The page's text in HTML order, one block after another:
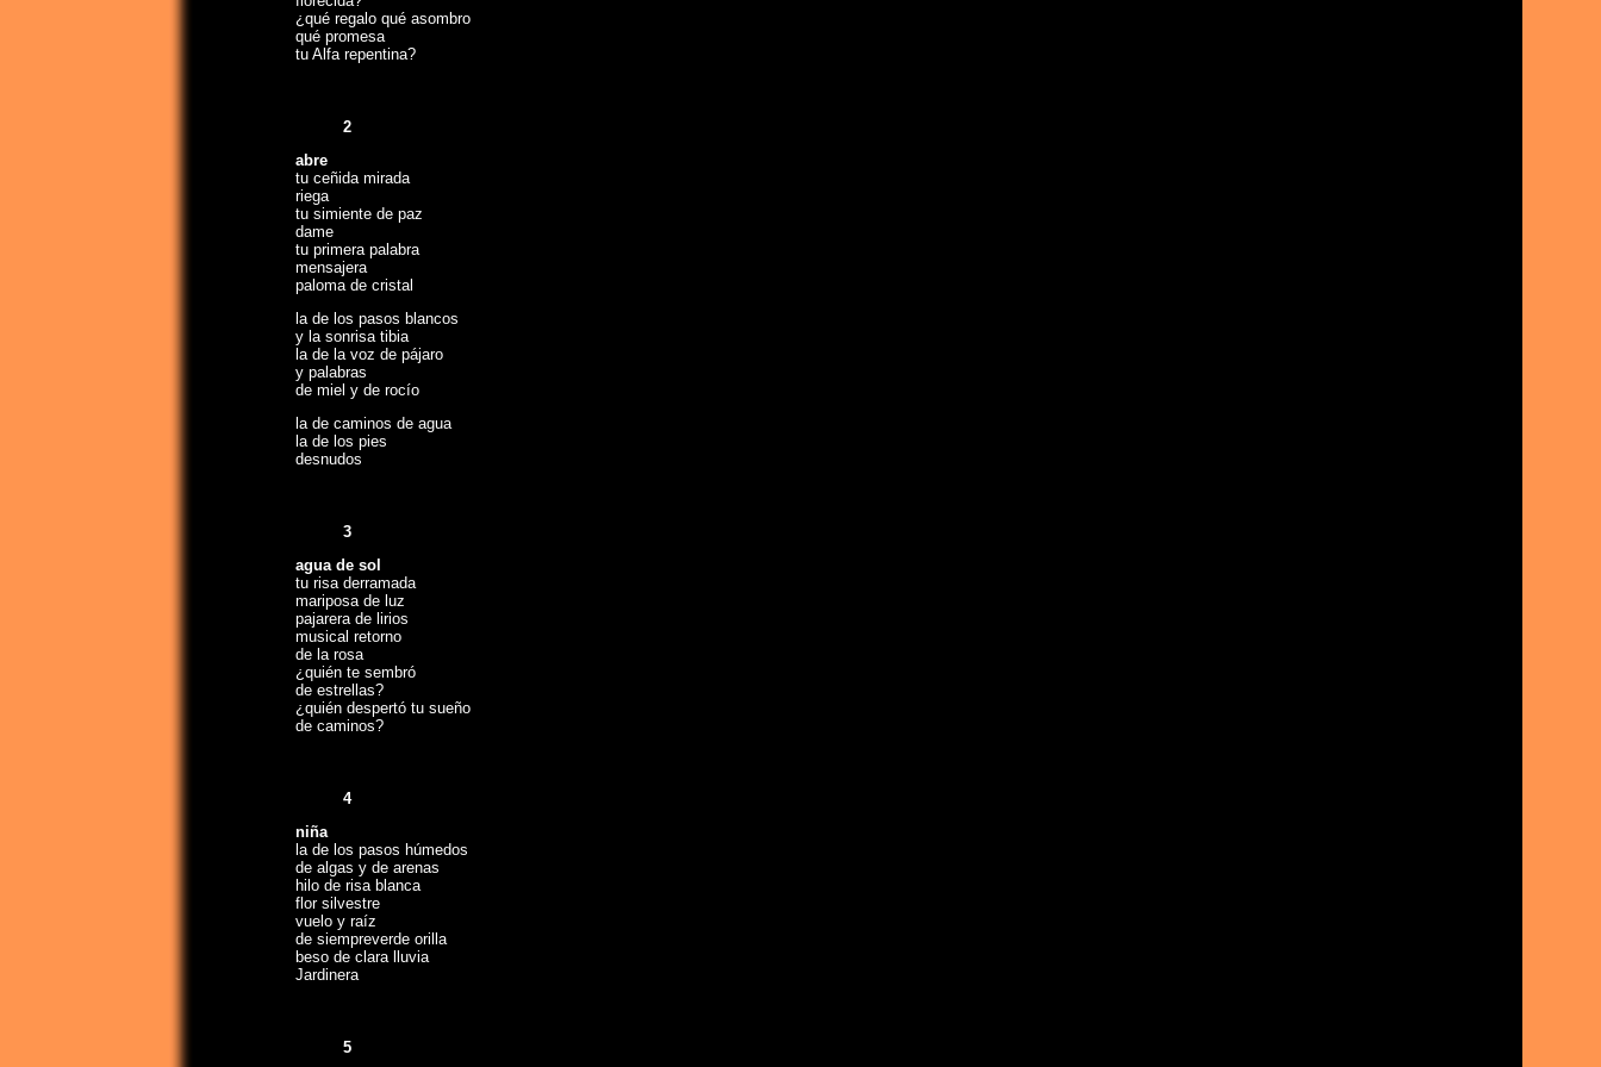
¿qué regalo qué asombro
qué promesa
tu Alfa repentina?
2
abre
tu ceñida mirada
riega
tu simiente de paz
dame
tu primera palabra
mensajera
paloma de cristal
la de los pasos blancos
y la sonrisa tibia
la de la voz de pájaro
y palabras
de miel y de rocío
la de caminos de agua
la de los pies
desnudos
3
agua de sol
tu risa derramada
mariposa de luz
pajarera de lirios
musical retorno
de la rosa
¿quién te sembró
de estrellas?
¿quién despertó tu sueño
de caminos?
4
niña
la de los pasos húmedos
de algas y de arenas
hilo de risa blanca
flor silvestre
vuelo y raíz
de siempreverde orilla
beso de clara lluvia
Jardinera
5